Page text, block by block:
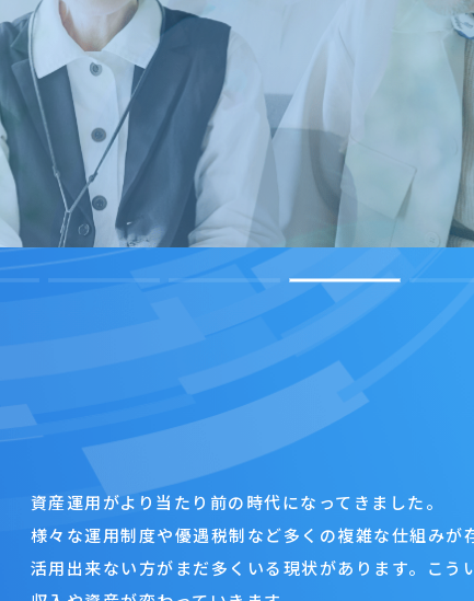
資産運用がより当たり前の時代になってきました。
様々な運用制度や優遇税制など多くの複雑な仕組みが
活用出来ない方がまだ多くいる現状があります。こう